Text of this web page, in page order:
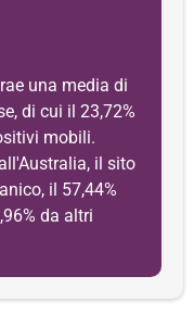
una media di
di cui il 23,72%
mobili.
il sito
il 57,44%
da altri